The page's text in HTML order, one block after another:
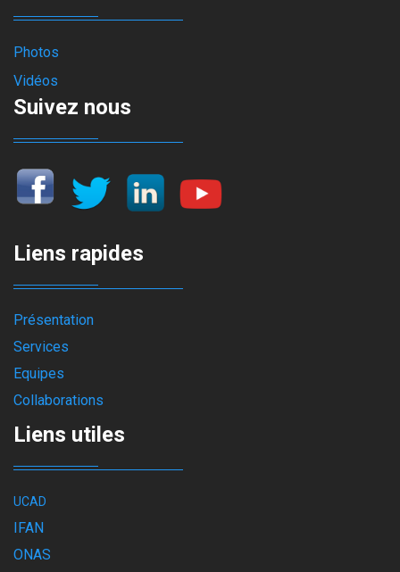
Photos
Vidéos
Suivez nous
Liens rapides
Présentation
Services
Equipes
Collaborations
Liens utiles
UCAD
IFAN
ONAS